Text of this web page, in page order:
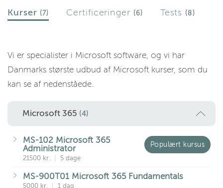
Kurser (7) Certificeringer (6) Tests (8)
Vi er specialister i Microsoft software, og vi har
Danmarks største udbud af Microsoft kurser, som du
kan se af nedenståede.
Microsoft 365 (4)
MS-102 Microsoft 365
Administrator
21500 kr. 5 dage
Populært kursus
MS-900T01 Microsoft 365 Fundamentals
5000 kr. 1 dag